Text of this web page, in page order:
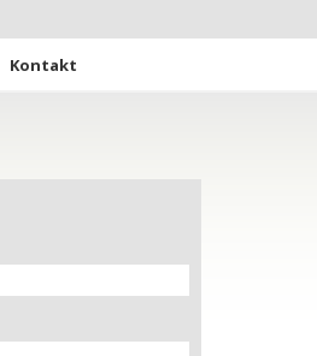
Kontakt